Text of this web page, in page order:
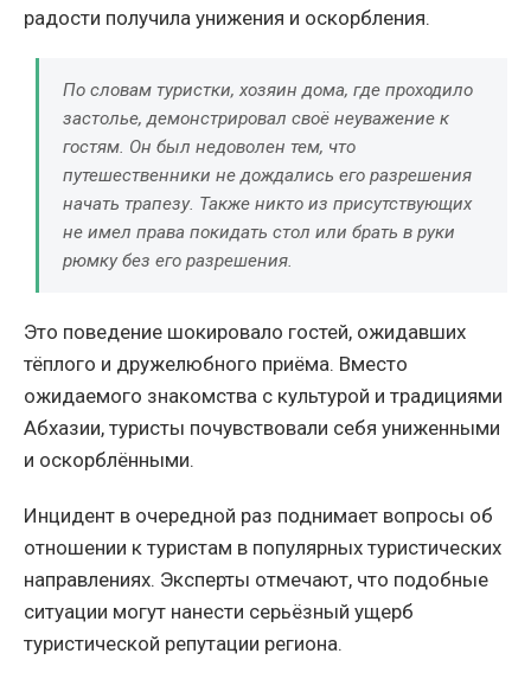
радости получила унижения и оскорбления.
По словам туристки, хозяин дома, где проходило
застолье, демонстрировал своё неуважение к
гостям. Он был недоволен тем, что
путешественники не дождались его разрешения
начать трапезу. Также никто из присутствующих
не имел права покидать стол или брать в руки
рюмку без его разрешения.
Это поведение шокировало гостей, ожидавших
тёплого и дружелюбного приёма. Вместо
ожидаемого знакомства с культурой и традициями
Абхазии, туристы почувствовали себя униженными
и оскорблёнными.
Инцидент в очередной раз поднимает вопросы об
отношении к туристам в популярных туристических
направлениях. Эксперты отмечают, что подобные
ситуации могут нанести серьёзный ущерб
туристической репутации региона.